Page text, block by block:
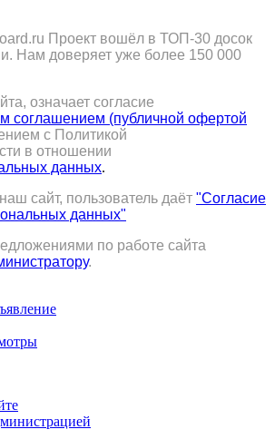
Проект вошёл в ТОП-30 досок
Нам доверяет уже более 150 000
означает согласие
соглашением (публичной офертой
с Политикой
в отношении
данных.
сайт, пользователь даёт "Согласие
данных"
по работе сайта
.